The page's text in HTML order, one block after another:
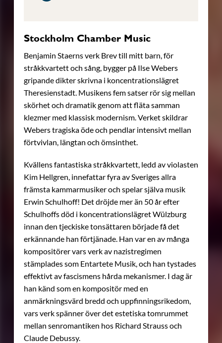
Stockholm Chamber Music
Benjamin Staerns verk Brev till mitt barn, för
stråkkvartett och sång, bygger på Ilse Webers
gripande dikter skrivna i koncentrationslägret
Theresienstadt. Musikens fem satser rör sig mellan
skörhet och dramatik genom att fläta samman
klezmer med klassisk modernism. Verket skildrar
Webers tragiska öde och pendlar intensivt mellan
förtvivlan, längtan och ömsinthet.
Kvällens fantastiska stråkkvartett, ledd av violasten
Kim Hellgren, innefattar fyra av Sveriges allra
främsta kammarmusiker och spelar själva musik
Erwin Schulhoff! Det dröjde mer än 50 år efter
Schulhoffs död i koncentrationslägret Wülzburg
innan den tjeckiske tonsättaren började få det
erkännande han förtjänade. Han var en av många
kompositörer vars verk av nazistregimen
stämplades som Entartete Musik, och han tystades
effektivt av fascismens hårda mekanismer. I dag är
han känd som en kompositör med en
anmärkningsvärd bredd och uppfinningsrikedom,
vars verk spänner över det estetiska tomrummet
mellan senromantiken hos Richard Strauss och
Claude Debussy.